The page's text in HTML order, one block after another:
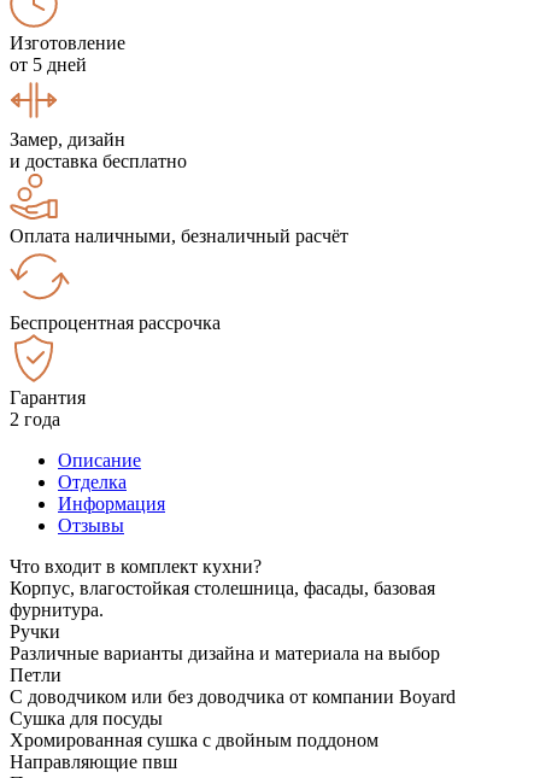
Изготовление
от 5 дней
Замер, дизайн
и доставка бесплатно
Оплата наличными, безналичный расчёт
Беспроцентная рассрочка
Гарантия
2 года
Описание
Отделка
Информация
Отзывы
Что входит в комплект кухни?
Корпус, влагостойкая столешница, фасады, базовая
фурнитура.
Ручки
Различные варианты дизайна и материала на выбор
Петли
С доводчиком или без доводчика от компании Boyard
Сушка для посуды
Хромированная сушка с двойным поддоном
Направляющие пвш